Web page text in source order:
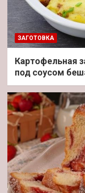
ЗАГОТОВКА
Картофельная
под соусом